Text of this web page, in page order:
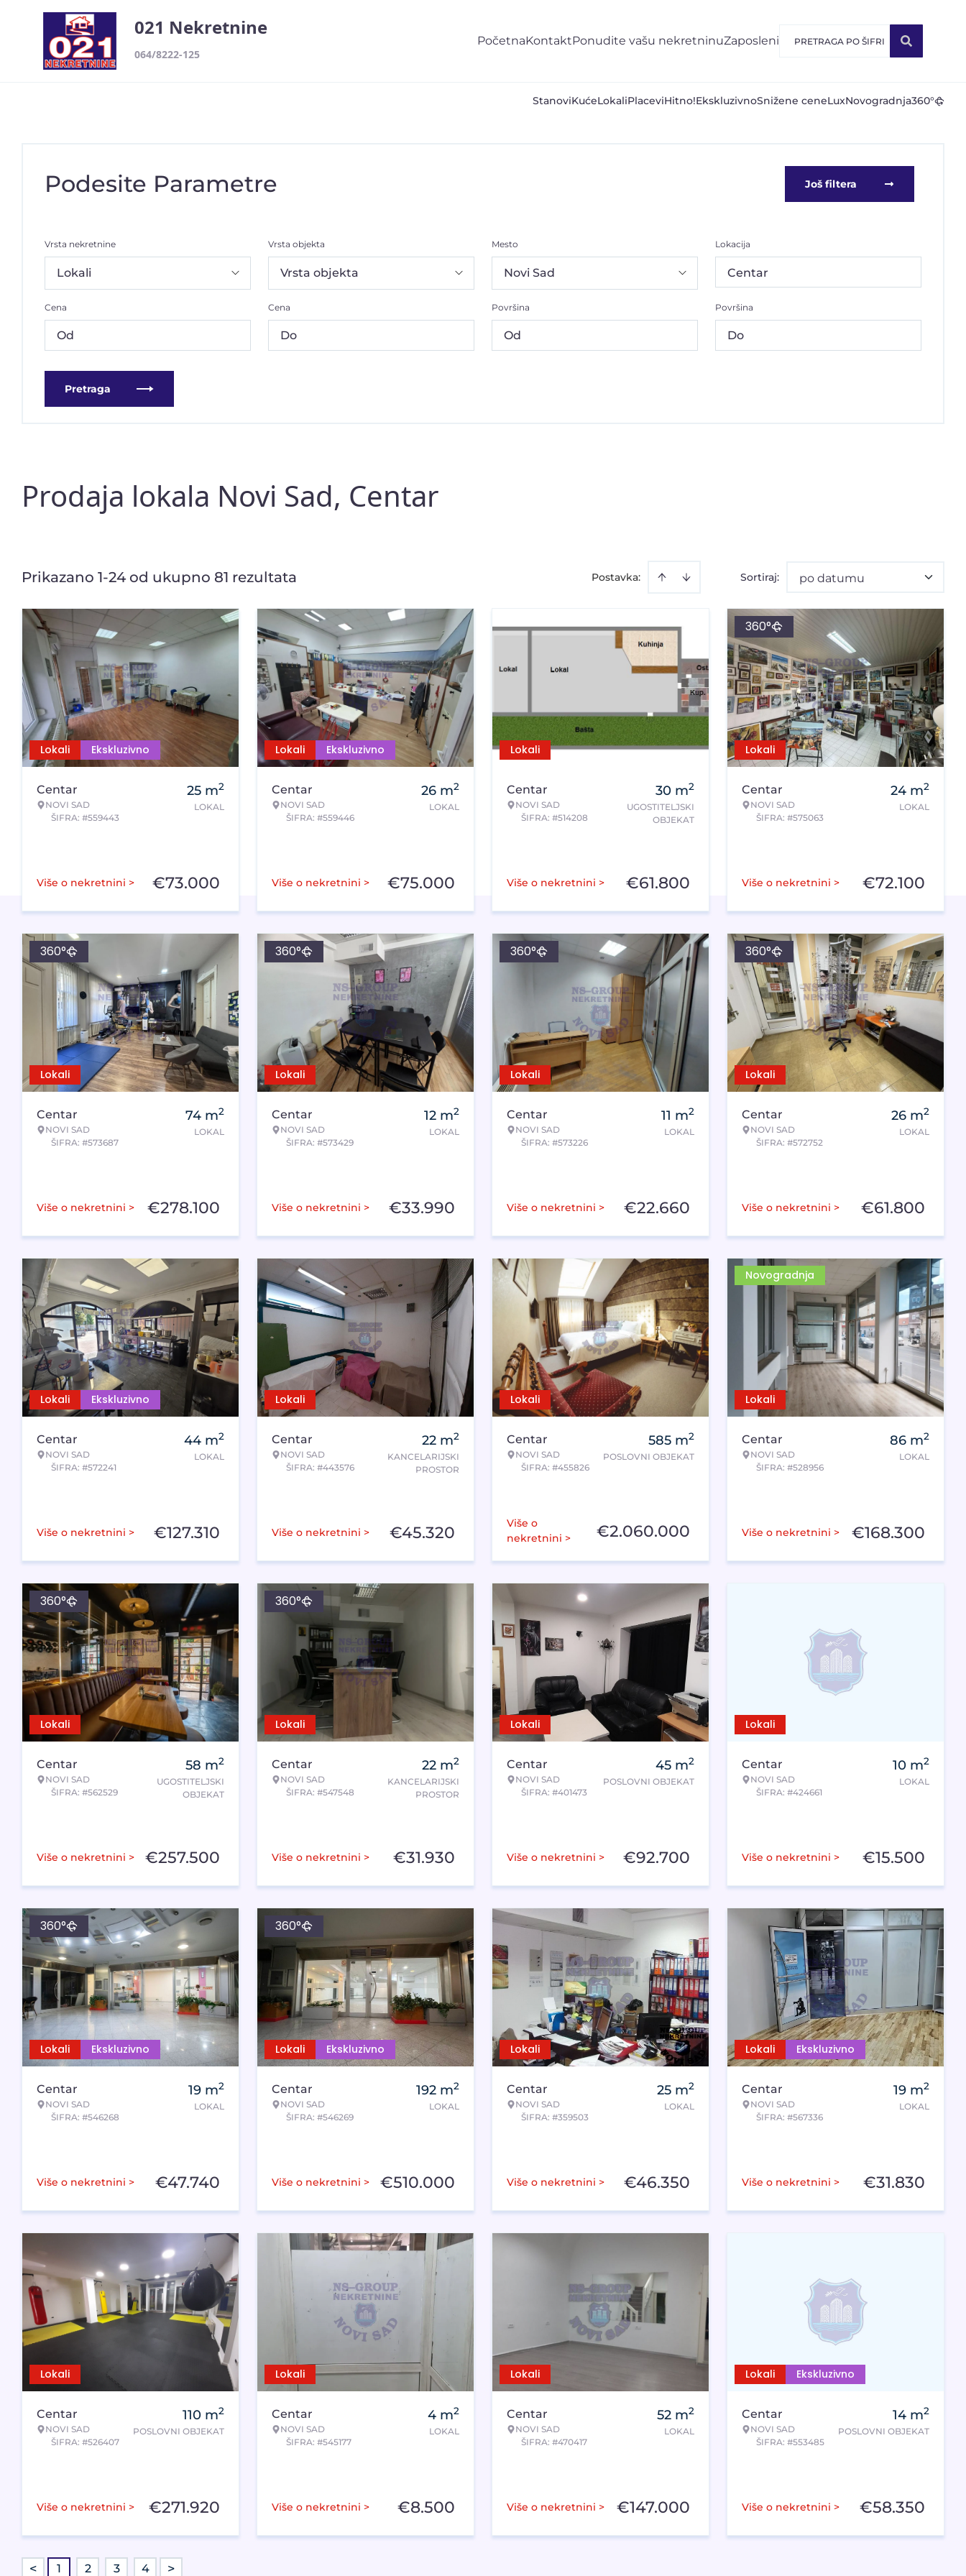
021 Nekretnine
064/8222-125
PočetnaKontaktPonudite vašu nekretninuZaposleni
StanoviKućeLokaliPlaceviHitno!EkskluzivnoSnižene ceneLuxNovogradnja360°
Podesite Parametre Još filtera
Vrsta nekretnine Vrsta objekta Mesto Lokacija
Centar
Cena Cena Površina Površina
Pretraga
Prodaja lokala Novi Sad, Centar
Prikazano 1-24 od ukupno 81 rezultata Postavka: Sortiraj: po datumu
Lokali Ekskluzivno
Centar
NOVI SAD
ŠIFRA: #559443
25 m2
LOKAL
Više o nekretnini > €73.000
Lokali Ekskluzivno
Centar
NOVI SAD
ŠIFRA: #559446
26 m2
LOKAL
Više o nekretnini > €75.000
Lokali
Centar
NOVI SAD
ŠIFRA: #514208
30 m2
UGOSTITELJSKI
OBJEKAT
Više o nekretnini > €61.800
Lokali
360°
Centar
NOVI SAD
ŠIFRA: #575063
24 m2
LOKAL
Više o nekretnini > €72.100
Lokali
360°
Centar
NOVI SAD
ŠIFRA: #573687
74 m2
LOKAL
Više o nekretnini > €278.100
Lokali
360°
Centar
NOVI SAD
ŠIFRA: #573429
12 m2
LOKAL
Više o nekretnini > €33.990
Lokali
360°
Centar
NOVI SAD
ŠIFRA: #573226
11 m2
LOKAL
Više o nekretnini > €22.660
Lokali
360°
Centar
NOVI SAD
ŠIFRA: #572752
26 m2
LOKAL
Više o nekretnini > €61.800
Lokali Ekskluzivno
Centar
NOVI SAD
ŠIFRA: #572241
44 m2
LOKAL
Više o nekretnini > €127.310
Lokali
Centar
NOVI SAD
ŠIFRA: #443576
22 m2
KANCELARIJSKI
PROSTOR
Više o nekretnini > €45.320
Lokali
Centar
NOVI SAD
ŠIFRA: #455826
585 m2
POSLOVNI OBJEKAT
Više o
nekretnini >
€2.060.000
Lokali
Novogradnja
Centar
NOVI SAD
ŠIFRA: #528956
86 m2
LOKAL
Više o nekretnini > €168.300
Lokali
360°
Centar
NOVI SAD
ŠIFRA: #562529
58 m2
UGOSTITELJSKI
OBJEKAT
Više o nekretnini > €257.500
Lokali
360°
Centar
NOVI SAD
ŠIFRA: #547548
22 m2
KANCELARIJSKI
PROSTOR
Više o nekretnini > €31.930
Lokali
Centar
NOVI SAD
ŠIFRA: #401473
45 m2
POSLOVNI OBJEKAT
Više o nekretnini > €92.700
Lokali
Centar
NOVI SAD
ŠIFRA: #424661
10 m2
LOKAL
Više o nekretnini > €15.500
Lokali Ekskluzivno
360°
Centar
NOVI SAD
ŠIFRA: #546268
19 m2
LOKAL
Više o nekretnini > €47.740
Lokali Ekskluzivno
360°
Centar
NOVI SAD
ŠIFRA: #546269
192 m2
LOKAL
Više o nekretnini > €510.000
Lokali
Centar
NOVI SAD
ŠIFRA: #359503
25 m2
LOKAL
Više o nekretnini > €46.350
Lokali Ekskluzivno
Centar
NOVI SAD
ŠIFRA: #567336
19 m2
LOKAL
Više o nekretnini > €31.830
Lokali
Centar
NOVI SAD
ŠIFRA: #526407
110 m2
POSLOVNI OBJEKAT
Više o nekretnini > €271.920
Lokali
Centar
NOVI SAD
ŠIFRA: #545177
4 m2
LOKAL
Više o nekretnini > €8.500
Lokali
Centar
NOVI SAD
ŠIFRA: #470417
52 m2
LOKAL
Više o nekretnini > €147.000
Lokali Ekskluzivno
Centar
NOVI SAD
ŠIFRA: #553485
14 m2
POSLOVNI OBJEKAT
Više o nekretnini > €58.350
< 1 2 3 4 >